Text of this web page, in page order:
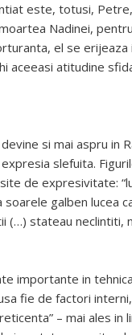
este, totusi,
Nadinei,
el se erijeaza
aceeasi atitudine
si mai aspru in
slefuita.
de expresivitate:
soarele galben lucea
(…) stateau neclintiti,
importante in
fie de factori
– mai ales